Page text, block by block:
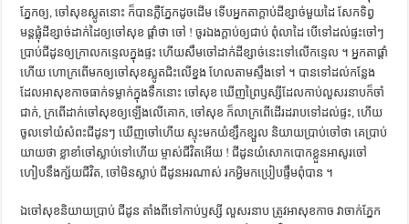
ភ្នែក​ឲ្យ, ចៅ​សុខ​ស្លូត​នោះ​ ក៏​បាន​ភ្លឺ​ភ្នែក​ដូច​ដើម​ ទើប​អ្នកតា​ក្ដាប់​ដី​ខ្សាច់​មួយ​ដៃ​ សែក​ទិព្វ​
មន្ត​ផ្លុំ​ដី​ខ្សាច់​ដាក់​ដៃ​ឲ្យ​ចៅ​សុខ​ ផ្ដាំ​ថា ចៅ ! ចូរ​ឯង​ក្ដាប់​ឲ្យ​ជាប់​ ពុំ​លា​ដៃ​ បើ​ទៅ​ដល់​ផ្ទះ​ចៅៗ​
ប្រាប់​ជីដូន​ឲ្យ​ក្រាល​កន្ទេល​ក្នុង​ផ្ទះ​ ហើយ​សឹម​ចៅ​ដាក់​ដី​ខ្សាច់​នេះ​ទៅ​លើ​កន្ទេល ។ អ្នកតា​ផ្ដាំ​
ហើយ​ ហោ​ក្រពើ​មក​ឲ្យ​ចៅ​សុខ​ស្លូត​ជិះ​លើ​ខ្នង​ ហែល​តាម​ស្ទឹង​ទៅ ។ បាន​ទៅ​ដល់​កន្លែង​
ដែល​អា​សុខ​កាច​ធាក់​ទម្លាក់​ក្នុង​ទឹក​នោះ​ ចៅ​សុខ​ ឃើញ​ព្រៃ​ឫស្សី​ដែល​កាប់​លួស​រនាប​ក៏​ចាំ​
ជាក់, ក្រពើ​ដាក់​ចៅ​សុខ​ឲ្យ​ឡើង​លើ​គោក, ចៅ​សុខ​ ក៏​លា​ក្រពើ​ដើរ​ដរាប​ទៅ​ដល់​ផ្ទះ, ហើយ​
ចូល​ទៅ​យំ​សំពះ​ជីដូនៗ​ ឃើញ​ចៅ​ហើយ​ ស្ទុះ​មក​យំ​ខ្សឹកខ្សួល​ និយាយ​ប្រាប់​ចៅ​ថា គេ​ប្រាប់​
យាយ​ថា​ ខ្លា​ខាំ​ចៅ​ស្លាប់​ទៅ​ហើយ​ ម្ចាស់​ជីវិត​អើយ ! ជីដូន​យំ​សោក​បោក​ខ្លួន​អា​សូរ​ចៅ​
ហៀប​នឹង​ក្ស័យ​ជីវិត, ចៅ​មិន​ស្លាប់​ ជីដូន​អរ​ណាស់​ រក​អ្វិ​មក​ប្រៀប​ផ្ទឹម​ពុំ​បាន ។
ឯ​ចៅ​សុខ​និយាយ​ប្រាប់​ ជីដូន​ តាំង​ពី​ទៅ​កាប់​ឫស្សី​ លួស​រនាប​ ត្រូវ​អា​សុខ​កាច​ វា​ចាក់​ភ្នែក​